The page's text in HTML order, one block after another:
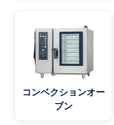
コンベクションオー
ブン